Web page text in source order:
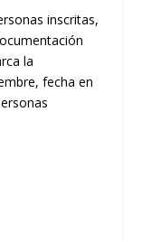
inscritas,
la
fecha en